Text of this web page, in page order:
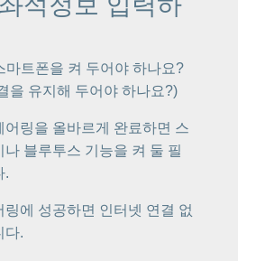
마트폰을 켜 두어야 하나요?
을 유지해 두어야 하나요?)
어링을 올바르게 완료하면 스
나 블루투스 기능을 켜 둘 필
.
링에 성공하면 인터넷 연결 없
다.